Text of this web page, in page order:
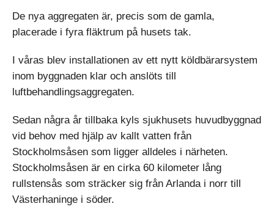
De nya aggregaten är, precis som de gamla,
placerade i fyra fläktrum på husets tak.
I våras blev installationen av ett nytt köldbärarsystem
inom byggnaden klar och anslöts till
luftbehandlingsaggregaten.
Sedan några år tillbaka kyls sjukhusets huvudbyggnad
vid behov med hjälp av kallt vatten från
Stockholmsåsen som ligger alldeles i närheten.
Stockholmsåsen är en cirka 60 kilometer lång
rullstensås som sträcker sig från Arlanda i norr till
Västerhaninge i söder.